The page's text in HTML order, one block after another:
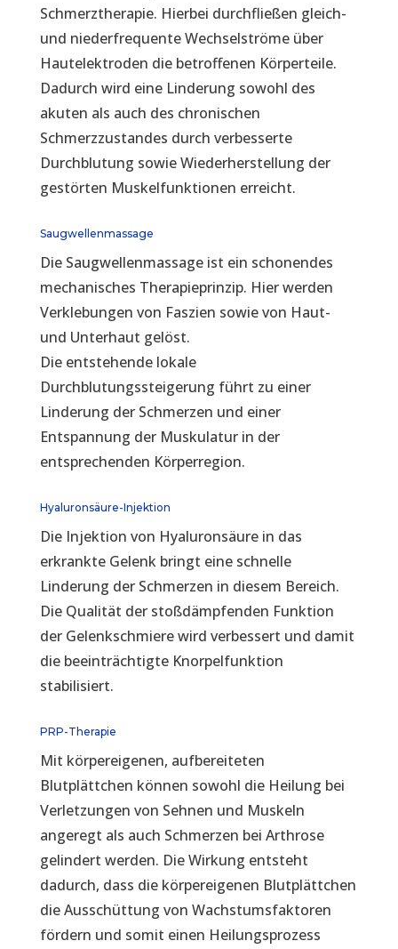
Schmerztherapie. Hierbei durchfließen gleich-
und niederfrequente Wechselströme über
Hautelektroden die betroffenen Körperteile.
Dadurch wird eine Linderung sowohl des
akuten als auch des chronischen
Schmerzzustandes durch verbesserte
Durchblutung sowie Wiederherstellung der
gestörten Muskelfunktionen erreicht.
Saugwellenmassage
Die Saugwellenmassage ist ein schonendes
mechanisches Therapieprinzip. Hier werden
Verklebungen von Faszien sowie von Haut-
und Unterhaut gelöst.
Die entstehende lokale
Durchblutungssteigerung führt zu einer
Linderung der Schmerzen und einer
Entspannung der Muskulatur in der
entsprechenden Körperregion.
Hyaluronsäure-Injektion
Die Injektion von Hyaluronsäure in das
erkrankte Gelenk bringt eine schnelle
Linderung der Schmerzen in diesem Bereich.
Die Qualität der stoßdämpfenden Funktion
der Gelenkschmiere wird verbessert und damit
die beeinträchtigte Knorpelfunktion
stabilisiert.
PRP-Therapie
Mit körpereigenen, aufbereiteten
Blutplättchen können sowohl die Heilung bei
Verletzungen von Sehnen und Muskeln
angeregt als auch Schmerzen bei Arthrose
gelindert werden. Die Wirkung entsteht
dadurch, dass die körpereigenen Blutplättchen
die Ausschüttung von Wachstumsfaktoren
fördern und somit einen Heilungsprozess